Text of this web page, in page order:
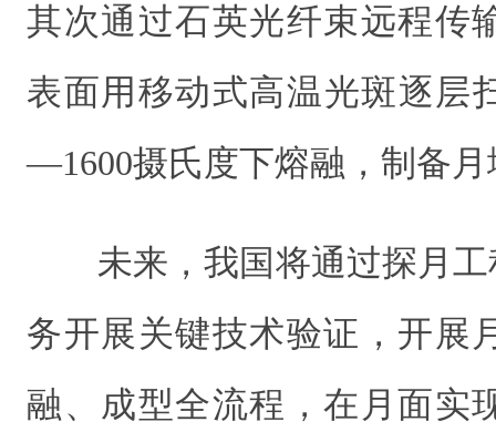
其次通过石英光纤束远程传
表面用移动式高温光斑逐层
—1600摄氏度下熔融，制备月
未来，我国将通过探月
务开展关键技术验证，开展
融、成型全流程，在月面实